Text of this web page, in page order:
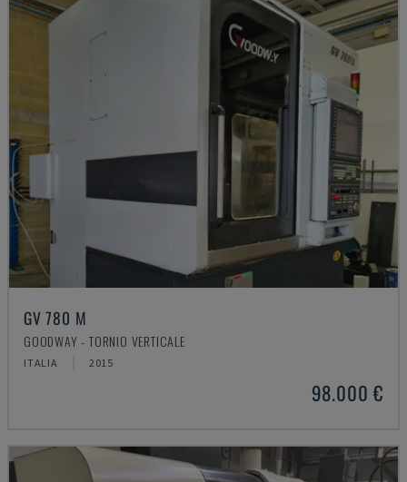
GV 780 M
GOODWAY - TORNIO VERTICALE
ITALIA 2015
98.000 €